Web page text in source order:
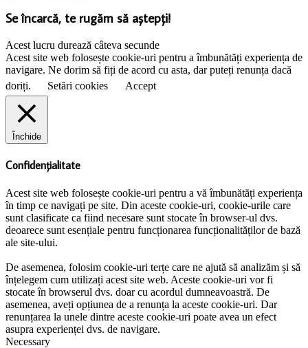
Se încarcă, te rugăm să aștepți!
Acest lucru durează câteva secunde
Acest site web folosește cookie-uri pentru a îmbunătăți experiența de
navigare. Ne dorim să fiți de acord cu asta, dar puteți renunța dacă
doriți.
Setări cookies Accept
Închide
Confidențialitate
Acest site web folosește cookie-uri pentru a vă îmbunătăți experiența
în timp ce navigați pe site. Din aceste cookie-uri, cookie-urile care
sunt clasificate ca fiind necesare sunt stocate în browser-ul dvs.
deoarece sunt esențiale pentru funcționarea funcționalităților de bază
ale site-ului.
De asemenea, folosim cookie-uri terțe care ne ajută să analizăm și să
înțelegem cum utilizați acest site web. Aceste cookie-uri vor fi
stocate în browserul dvs. doar cu acordul dumneavoastră. De
asemenea, aveți opțiunea de a renunța la aceste cookie-uri. Dar
renunțarea la unele dintre aceste cookie-uri poate avea un efect
asupra experienței dvs. de navigare.
Necessary